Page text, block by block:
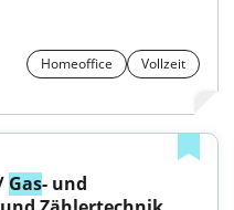
Homeoffice
Vollzeit
Gas